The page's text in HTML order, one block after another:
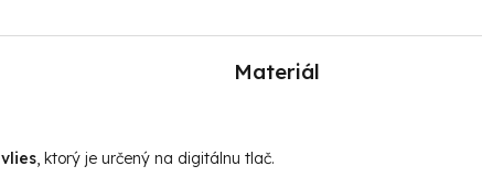
Materiál
vlies, ktorý je určený na digitálnu tlač.